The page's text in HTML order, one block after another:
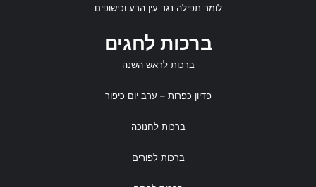
לומר תפילה נגד עין הרע וכישופים
ברכות לחגים
ברכות לראש השנה
פדיון כפרות – ערב יום כיפור
ברכות לחנוכה
ברכות לפורים